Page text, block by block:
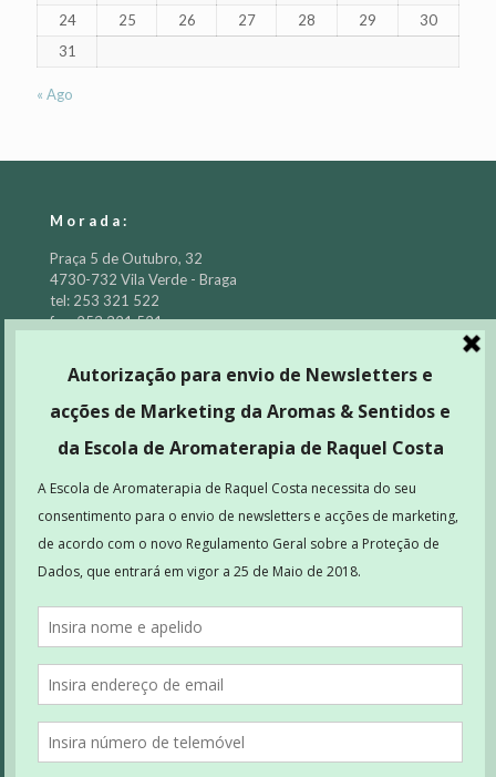
24
25 26 27 28 29
30
31
« Ago
Morada:
Praça 5 de Outubro, 32
4730-732 Vila Verde - Braga
tel: 253 321 522
fax: 253 321 521
Rua Direita, 351
4450-652 Leça da Palmeira
Email:
school@aromasesentidos.com
Partilha